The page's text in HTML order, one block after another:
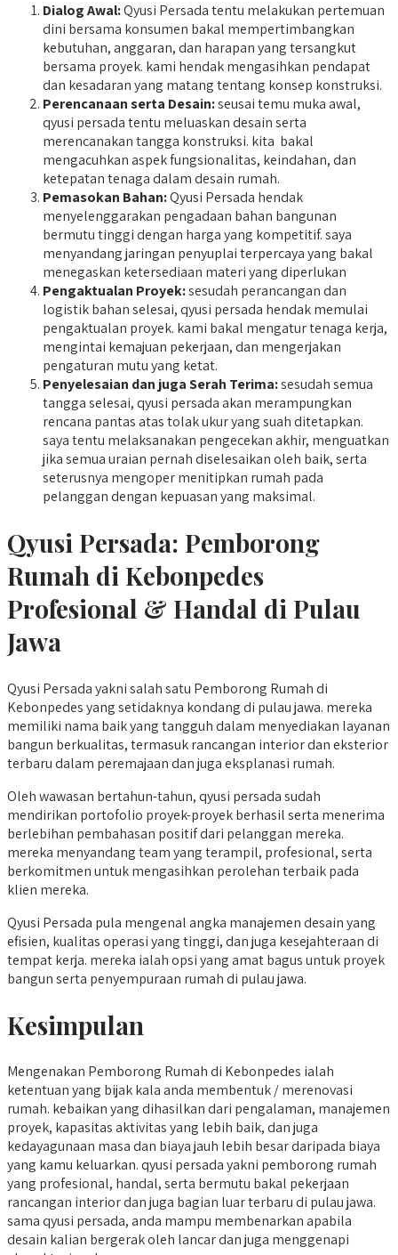
Dialog Awal:Qyusi Persada tentu melakukan pertemuan
dini bersama konsumen bakal mempertimbangkan
kebutuhan, anggaran, dan harapan yang tersangkut
bersama proyek. kami hendak mengasihkan pendapat
dan kesadaran yang matang tentang konsep konstruksi.
Perencanaan serta Desain:seusai temu muka awal,
qyusi persada tentu meluaskan desain serta
merencanakan tangga konstruksi. kita bakal
mengacuhkan aspek fungsionalitas, keindahan, dan
ketepatan tenaga dalam desain rumah.
Pemasokan Bahan:Qyusi Persada hendak
menyelenggarakan pengadaan bahan bangunan
bermutu tinggi dengan harga yang kompetitif. saya
menyandang jaringan penyuplai terpercaya yang bakal
menegaskan ketersediaan materi yang diperlukan
Pengaktualan Proyek:sesudah perancangan dan
logistik bahan selesai, qyusi persada hendak memulai
pengaktualan proyek. kami bakal mengatur tenaga kerja,
mengintai kemajuan pekerjaan, dan mengerjakan
pengaturan mutu yang ketat.
Penyelesaian dan juga Serah Terima:sesudah semua
tangga selesai, qyusi persada akan merampungkan
rencana pantas atas tolak ukur yang suah ditetapkan.
saya tentu melaksanakan pengecekan akhir, menguatkan
jika semua uraian pernah diselesaikan oleh baik, serta
seterusnya mengoper menitipkan rumah pada
pelanggan dengan kepuasan yang maksimal.
Qyusi Persada: Pemborong
Rumah di Kebonpedes
Profesional & Handal di Pulau
Jawa
Qyusi Persada yakni salah satu Pemborong Rumah di
Kebonpedes yang setidaknya kondang di pulau jawa. mereka
memiliki nama baik yang tangguh dalam menyediakan layanan
bangun berkualitas, termasuk rancangan interior dan eksterior
terbaru dalam peremajaan dan juga eksplanasi rumah.
Oleh wawasan bertahun-tahun, qyusi persada sudah
mendirikan portofolio proyek-proyek berhasil serta menerima
berlebihan pembahasan positif dari pelanggan mereka.
mereka menyandang team yang terampil, profesional, serta
berkomitmen untuk mengasihkan perolehan terbaik pada
klien mereka.
Qyusi Persada pula mengenal angka manajemen desain yang
efisien, kualitas operasi yang tinggi, dan juga kesejahteraan di
tempat kerja. mereka ialah opsi yang amat bagus untuk proyek
bangun serta penyempuraan rumah di pulau jawa.
Kesimpulan
Mengenakan Pemborong Rumah di Kebonpedes ialah
ketentuan yang bijak kala anda membentuk / merenovasi
rumah. kebaikan yang dihasilkan dari pengalaman, manajemen
proyek, kapasitas aktivitas yang lebih baik, dan juga
kedayagunaan masa dan biaya jauh lebih besar daripada biaya
yang kamu keluarkan. qyusi persada yakni pemborong rumah
yang profesional, handal, serta bermutu bakal pekerjaan
rancangan interior dan juga bagian luar terbaru di pulau jawa.
sama qyusi persada, anda mampu membenarkan apabila
desain kalian bergerak oleh lancar dan juga menggenapi